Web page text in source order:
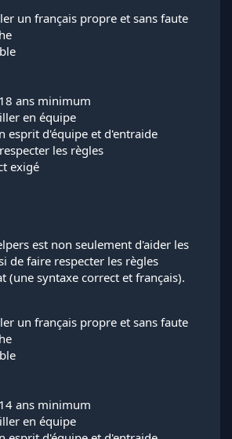
un français propre et sans faute
ans minimum
en équipe
esprit d'équipe et d'entraide
les règles
exigé
est non seulement d'aider les
de faire respecter les règles
(une syntaxe correct et français).
un français propre et sans faute
ans minimum
en équipe